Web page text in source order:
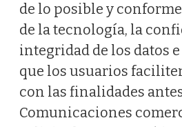
de lo posible y
de la tecnología, la
integridad de los datos
que los usuarios
con las finalidades
Comunicaciones